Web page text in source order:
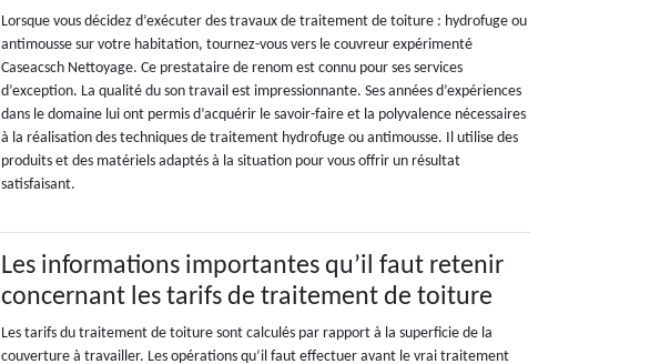
Lorsque vous décidez d’exécuter des travaux de traitement de toiture : hydrofuge ou
antimousse sur votre habitation, tournez-vous vers le couvreur expérimenté
Caseacsch Nettoyage. Ce prestataire de renom est connu pour ses services
d’exception. La qualité du son travail est impressionnante. Ses années d’expériences
dans le domaine lui ont permis d’acquérir le savoir-faire et la polyvalence nécessaires
à la réalisation des techniques de traitement hydrofuge ou antimousse. Il utilise des
produits et des matériels adaptés à la situation pour vous offrir un résultat
satisfaisant.
Les informations importantes qu’il faut retenir
concernant les tarifs de traitement de toiture
Les tarifs du traitement de toiture sont calculés par rapport à la superficie de la
couverture à travailler. Les opérations qu’il faut effectuer avant le vrai traitement